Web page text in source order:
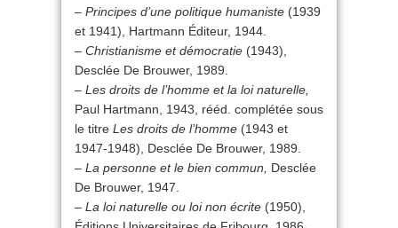
– Principes d’une politique humaniste (1939
et 1941), Hartmann Éditeur, 1944.
– Christianisme et démocratie (1943),
Desclée De Brouwer, 1989.
– Les droits de l’homme et la loi naturelle,
Paul Hartmann, 1943, rééd. complétée sous
le titre Les droits de l’homme (1943 et
1947-1948), Desclée De Brouwer, 1989.
– La personne et le bien commun,
Desclée
De Brouwer, 1947.
– La loi naturelle ou loi non écrite (1950),